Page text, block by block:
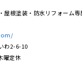
屋根塗装・防水リフォーム専
わ2-6-10
曜定休